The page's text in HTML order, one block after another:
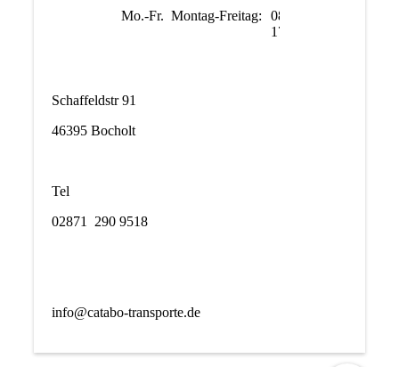
Mo.-Fr. Montag-Freitag:
08:00-
17:00
Schaffeldstr 91
46395 Bocholt
Tel
02871 290 9518
info@catabo-transporte.de